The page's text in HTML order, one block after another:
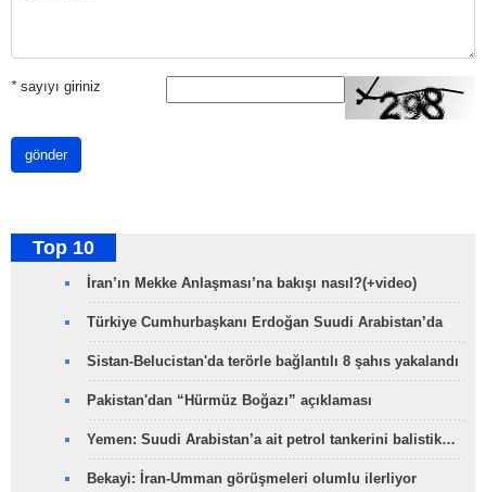
*sayıyı giriniz
gönder
Top 10
İran’ın Mekke Anlaşması’na bakışı nasıl?(+video)
Türkiye Cumhurbaşkanı Erdoğan Suudi Arabistan’da
Sistan-Belucistan'da terörle bağlantılı 8 şahıs yakalandı
Pakistan'dan “Hürmüz Boğazı” açıklaması
Yemen: Suudi Arabistan’a ait petrol tankerini balistik…
Bekayi: İran-Umman görüşmeleri olumlu ilerliyor